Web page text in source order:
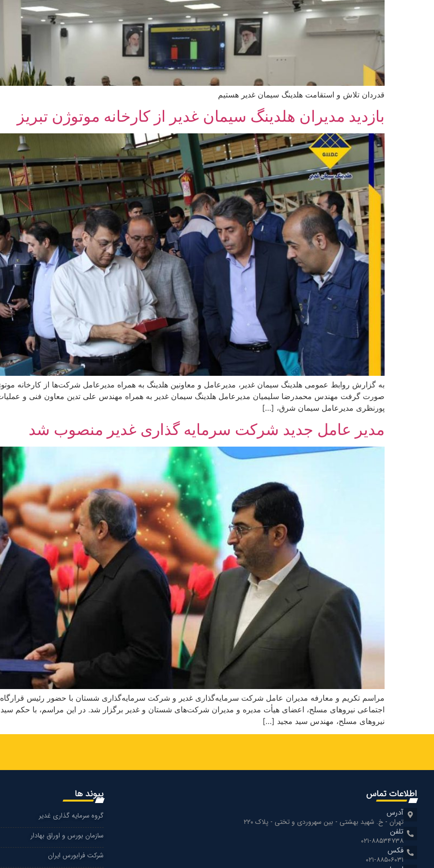
قدردان تلاش و استقامت هلدینگ سیمان غدیر هستیم
بازدید مدیران هلدینگ سیمان غدیر از کارخانه موتوژن تبریز
صورت گرفت مهندس محمدرضا سلیمیان مدیرعامل هلدینگ سیمان غدیر به همراه مهندس علی تدین معاون فنی و
پورنظری مدیرعامل سیمان شرق، […]
مدیر عامل جدید شرکت‌ سرمایه گذاری غدیر منصوب شد
مراسم تکریم و معارفه مدیران عامل شرکت سرمایه‌گذاری غدیر و شرکت سرمایه‌گذاری شستان با حضور رئیس قرارگاه
اجتماعی نیروهای مسلح، اعضای هیأت مدیره و مدیران شرکت‌های شستان و غدیر برگزار شد. در این مراسم، با حکم سید
نیروهای مسلح، مهندس سید مجید […]
اطلاعات تماس
آدرس
تهران - خ. شهید بهشتی - بین سهروردی و تختی - پلاک ۲۲۰
تلفن
۰۲۱-۸۸۵۳۴۷۳۸
فکس
۰۲۱-۸۸۵۰۶۰۳۱
پیوند ها
گروه سرمایه گذاری غدیر
سازمان بورس و اوراق بهادار
شرکت فرابورس ایران